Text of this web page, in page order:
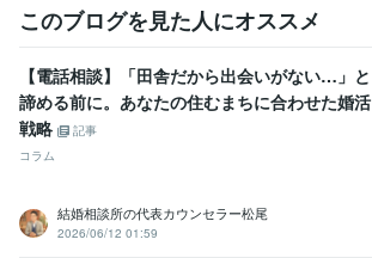
このブログを見た人にオススメ
【電話相談】「田舎だから出会いがない…」と
諦める前に。あなたの住むまちに合わせた婚活
戦略
記事
コラム
結婚相談所の代表カウンセラー松尾
2026/06/12 01:59